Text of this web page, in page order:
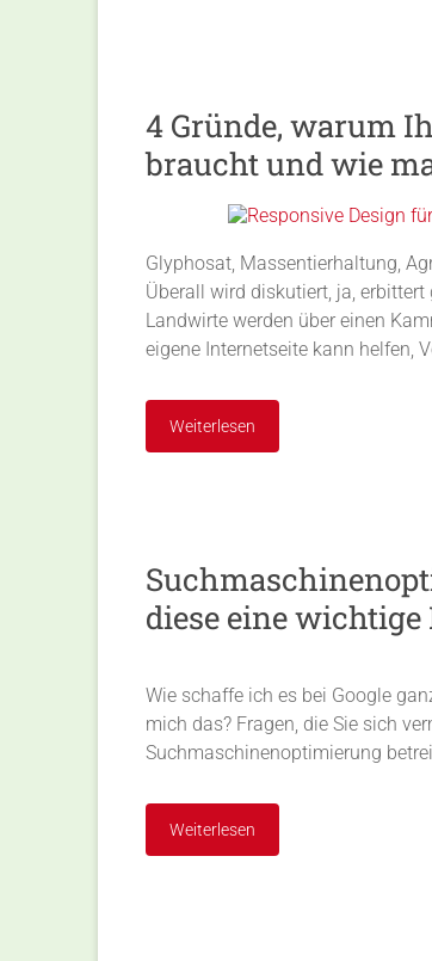
4 Gründe, warum
braucht und wie
Glyphosat, Massentierhaltung,
Überall wird diskutiert, ja,
Landwirte werden über einen
eigene Internetseite kann helfen,
Weiterlesen
diese eine wichtige
Wie schaffe ich es bei Google
mich das? Fragen, die Sie sich
Suchmaschinenoptimierung
Weiterlesen